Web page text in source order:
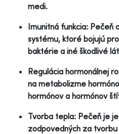
medi.
Imunitná funkcia: Pečeň
systému, ktoré bojujú
baktérie a iné škodlivé
Regulácia hormonálnej
na metabolizme
hormónov a hormónov
Tvorba tepla: Pečeň je
zodpovedných za